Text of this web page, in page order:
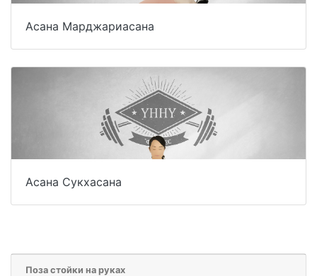
Асана Марджариасана
Асана Сукхасана
Поза стойки на руках